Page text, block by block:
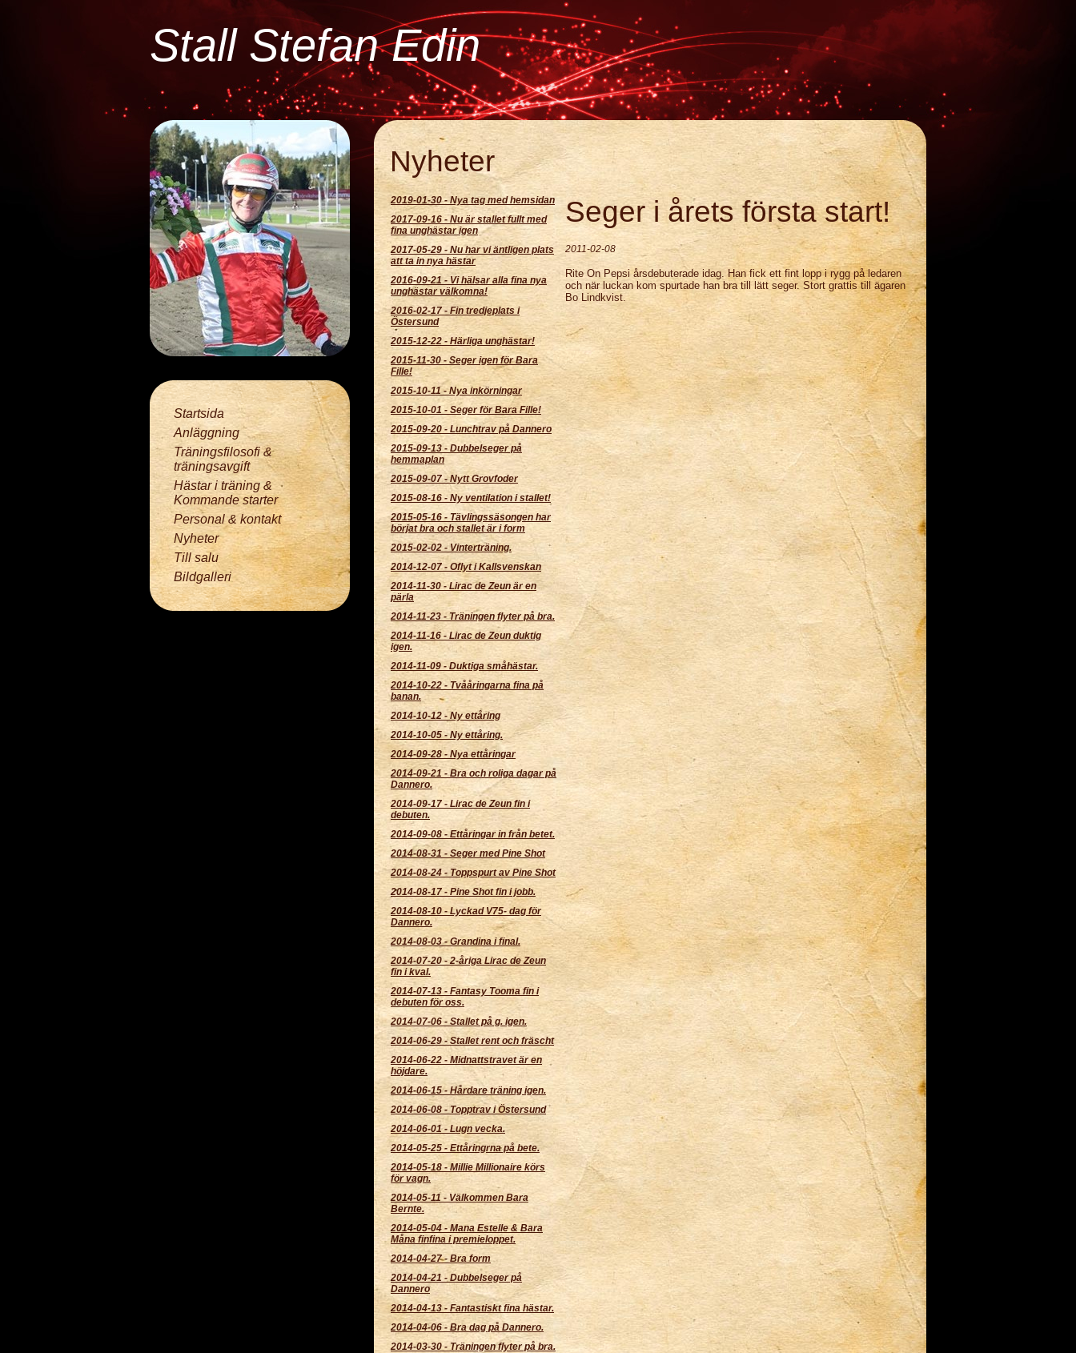
Stall Stefan Edin
Startsida
Anläggning
Träningsfilosofi &
träningsavgift
Hästar i träning &
Kommande starter
Personal & kontakt
Nyheter
Till salu
Bildgalleri
Nyheter
2019-01-30- Nya tag med hemsidan
2017-09-16 -Nu är stallet fullt med
fina unghästar igen
2017-05-29 - Nu har vi äntligen plats
att ta in nya hästar
2016-09-21 - Vi hälsar alla fina nya
unghästar välkomna!
2016-02-17- Fin tredjeplats i
Östersund
2015-12-22 - Härliga unghästar!
2015-11-30- Seger igen för Bara
Fille!
2015-10-11-Nya inkörningar
2015-10-01 - Seger för Bara Fille!
2015-09-20 - Lunchtrav på Dannero
2015-09-13 -Dubbelseger på
hemmaplan
2015-09-07-Nytt Grovfoder
2015-08-16 - Ny ventilation i stallet!
2015-05-16 - Tävlingssäsongen har
börjat bra och stallet är i form
2015-02-02 - Vinterträning.
2014-12-07- Oflyt i Kallsvenskan
2014-11-30 -Lirac de Zeun är en
pärla
2014-11-23 -Träningen flyter på bra.
2014-11-16 - Lirac de Zeun duktig
igen.
2014-11-09 -Duktiga småhästar.
2014-10-22- Tvååringarna fina på
banan.
2014-10-12 - Ny ettåring
2014-10-05-Ny ettåring.
2014-09-28 - Nya ettåringar
2014-09-21 -Bra och roliga dagar på
Dannero.
2014-09-17 -Lirac de Zeun fin i
debuten.
2014-09-08-Ettåringar in från betet.
2014-08-31 - Seger med Pine Shot
2014-08-24- Toppspurt av Pine Shot
2014-08-17 - Pine Shot fin i jobb.
2014-08-10 -Lyckad V75- dag för
Dannero.
2014-08-03-Grandina i final.
2014-07-20-2-åriga Lirac de Zeun
fin i kval.
2014-07-13 - Fantasy Tooma fin i
debuten för oss.
2014-07-06 - Stallet på g. igen.
2014-06-29-Stallet rent och fräscht
2014-06-22 - Midnattstravet är en
höjdare.
2014-06-15- Hårdare träning igen.
2014-06-08 - Topptrav i Östersund
2014-06-01- Lugn vecka.
2014-05-25 -Ettåringrna på bete.
2014-05-18-Millie Millionaire körs
för vagn.
2014-05-11 - Välkommen Bara
Bernte.
2014-05-04 -Mana Estelle & Bara
Måna finfina i premieloppet.
2014-04-27-Bra form
2014-04-21 - Dubbelseger på
Dannero
2014-04-13- Fantastiskt fina hästar.
2014-04-06- Bra dag på Dannero.
2014-03-30- Träningen flyter på bra.
Seger i årets första start!
2011-02-08
Rite On Pepsi årsdebuterade idag. Han fick ett fint lopp i rygg på ledaren
och när luckan kom spurtade han bra till lätt seger. Stort grattis till ägaren
Bo Lindkvist.